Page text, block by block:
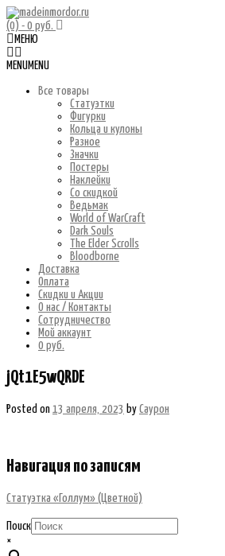
(0) - 0 руб.
МЕНЮ
MENU MENU
Все товары
Статуэтки
Фигурки
Кольца и кулоны
Разное
Значки
Постеры
Наклейки
Со скидкой
Ведьмак
World of WarCraft
Dark Souls
The Elder Scrolls
Bloodborne
Доставка
Оплата
Скидки и Акции
О нас / Контакты
Сотрудничество
Мой аккаунт
0 руб.
jQt1E5wQRDE
Posted on 13 апреля, 2023 by Саурон
Навигация по записям
Статуэтка «Голлум» (Цветной)
Поиск
×